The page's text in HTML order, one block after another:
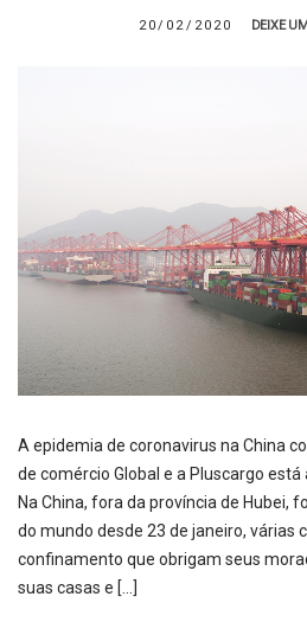
20/02/2020 DEIXE
A epidemia de coronavirus na China
de comércio Global e a Pluscargo
Na China, fora da província de Hubei,
do mundo desde 23 de janeiro, várias
confinamento que obrigam seus
suas casas e […]